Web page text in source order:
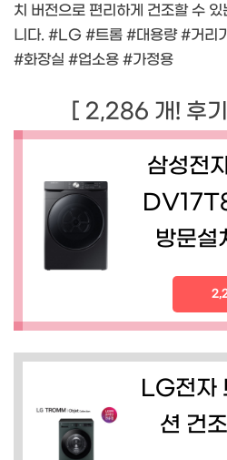
치 버전으로 편리하게 건조할 수
니다. #LG #트롬 #대용량 #거리
#화장실 #업소용 #가정용
[ 2,286 개! 후
삼성전
방문설
LG전자
션 건